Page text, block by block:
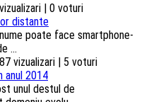
| 0 voturi
distante
poate face smartphone-
...
vizualizari | 5 voturi
anul 2014
unul destul de